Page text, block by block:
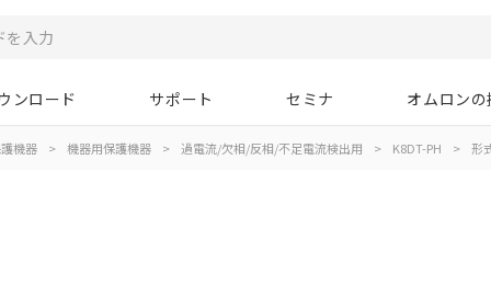
ンロード サポート セミナ オムロン
機器 > 機器用保護機器 > 過電流/欠相/反相/不足電流検出用 > K8DT-PH > 形